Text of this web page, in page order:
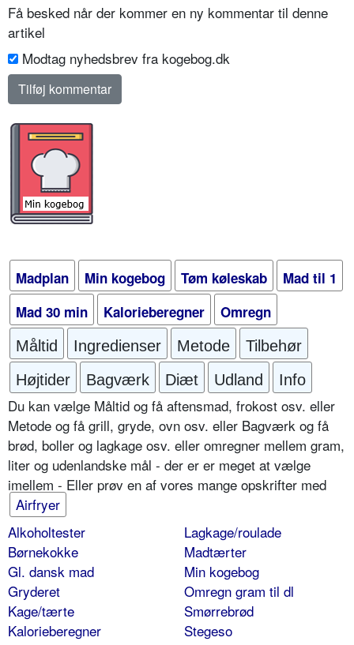
Få besked når der kommer en ny kommentar til denne
artikel
Modtag nyhedsbrev fra kogebog.dk
Madplan Min kogebog Tøm køleskab
Mad til 1
Mad 30 min
Kalorieberegner Omregn
Måltid Ingredienser Metode
Tilbehør
Højtider
Bagværk Diæt Udland Info
Du kan vælge Måltid og få aftensmad, frokost osv. eller
Metode og få grill, gryde, ovn osv. eller Bagværk og få
brød, boller og lagkage osv. eller omregner mellem gram,
liter og udenlandske mål - der er er meget at vælge
imellem - Eller prøv en af vores mange opskrifter med
Airfryer
Alkoholtester
Børnekokke
Gl. dansk mad
Gryderet
Kage/tærte
Kalorieberegner
Lagkage/roulade
Madtærter
Min kogebog
Omregn gram til dl
Smørrebrød
Stegeso